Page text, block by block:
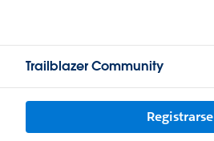
Trailblazer Community
Registrarse